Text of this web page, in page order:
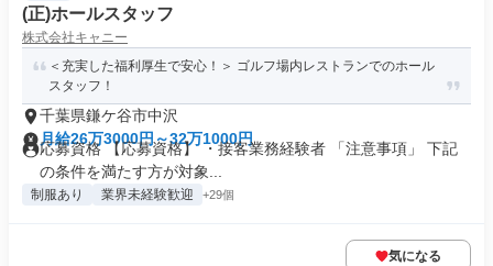
(正)ホールスタッフ
株式会社キャニー
＜充実した福利厚生で安心！＞ ゴルフ場内レストランでのホール
スタッフ！
千葉県鎌ケ谷市中沢
月給26万3000円～32万1000円
応募資格 【応募資格】 ・接客業務経験者 「注意事項」 下記
の条件を満たす方が対象...
制服あり 業界未経験歓迎 +29個
気になる